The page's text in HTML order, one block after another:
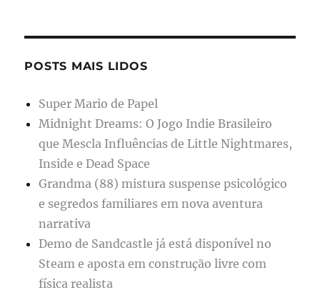
POSTS MAIS LIDOS
Super Mario de Papel
Midnight Dreams: O Jogo Indie Brasileiro
que Mescla Influências de Little Nightmares,
Inside e Dead Space
Grandma (88) mistura suspense psicológico
e segredos familiares em nova aventura
narrativa
Demo de Sandcastle já está disponível no
Steam e aposta em construção livre com
física realista